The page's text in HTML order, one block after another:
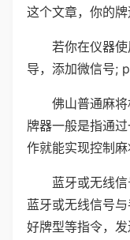
这个文章，你的牌
若你在仪器
导，添加微信号;
佛山普通麻
牌器一般是指通
作就能实现控制麻
蓝牙或无线
蓝牙或无线信号
好牌型等指令，